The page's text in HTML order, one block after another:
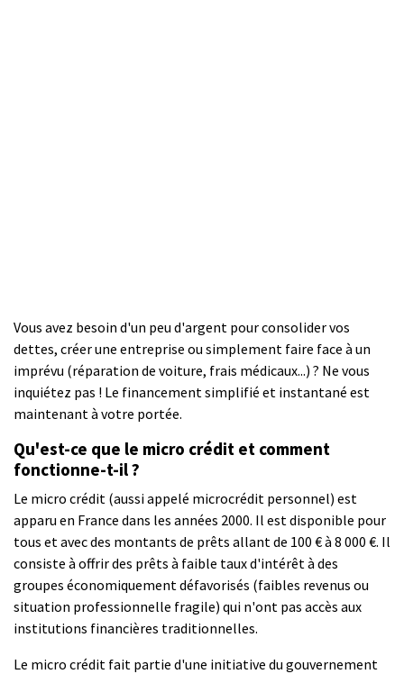
Vous avez besoin d'un peu d'argent pour consolider vos
dettes, créer une entreprise ou simplement faire face à un
imprévu (réparation de voiture, frais médicaux...) ? Ne vous
inquiétez pas ! Le financement simplifié et instantané est
maintenant à votre portée.
Qu'est-ce que le micro crédit et comment
fonctionne-t-il ?
Le micro crédit (aussi appelé microcrédit personnel) est
apparu en France dans les années 2000. Il est disponible pour
tous et avec des montants de prêts allant de 100 € à 8 000 €. Il
consiste à offrir des prêts à faible taux d'intérêt à des
groupes économiquement défavorisés (faibles revenus ou
situation professionnelle fragile) qui n'ont pas accès aux
institutions financières traditionnelles.
Le micro crédit fait partie d'une initiative du gouvernement